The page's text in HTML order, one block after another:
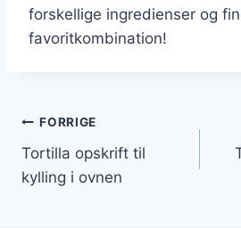
forskellige ingredienser og
favoritkombination!
Indlægsnavigation
FORRIGE
Tortilla opskrift til
kylling i ovnen